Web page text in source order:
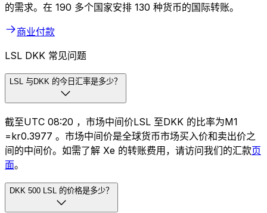
的需求。在 190 多个国家安排 130 种货币的国际转账。
商业付款
LSL DKK 常见问题
LSL 与DKK 的今日汇率是多少？
截至UTC 08:20 ，市场中间价LSL 至DKK 的比率为M1
=kr0.3977 。市场中间价是全球货币市场买入价和卖出价之
间的中间价。如需了解 Xe 的转账费用，请访问我们的汇款页
面。
DKK 500 LSL 的价格是多少？